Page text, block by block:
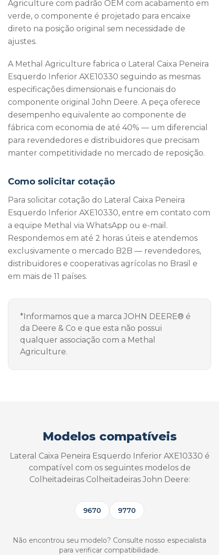
Agriculture com padrão OEM com acabamento em
verde, o componente é projetado para encaixe
direto na posição original sem necessidade de
ajustes.
A Methal Agriculture fabrica o Lateral Caixa Peneira
Esquerdo Inferior AXE10330 seguindo as mesmas
especificações dimensionais e funcionais do
componente original John Deere. A peça oferece
desempenho equivalente ao componente de
fábrica com economia de até 40% — um diferencial
para revendedores e distribuidores que precisam
manter competitividade no mercado de reposição.
Como solicitar cotação
Para solicitar cotação do Lateral Caixa Peneira
Esquerdo Inferior AXE10330, entre em contato com
a equipe Methal via WhatsApp ou e-mail.
Respondemos em até 2 horas úteis e atendemos
exclusivamente o mercado B2B — revendedores,
distribuidores e cooperativas agrícolas no Brasil e
em mais de 11 países.
*Informamos que a marca JOHN DEERE® é
da Deere & Co e que esta não possui
qualquer associação com a Methal
Agriculture.
Modelos compatíveis
Lateral Caixa Peneira Esquerdo Inferior AXE10330 é
compatível com os seguintes modelos de
Colheitadeiras Colheitadeiras John Deere:
9670 9770
Não encontrou seu modelo? Consulte nosso especialista
para verificar compatibilidade.